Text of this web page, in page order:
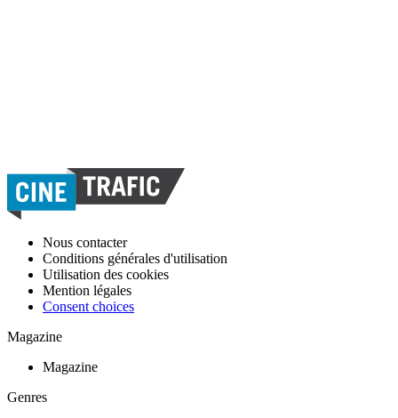
Nous contacter
Conditions générales d'utilisation
Utilisation des cookies
Mention légales
Consent choices
Magazine
Magazine
Genres